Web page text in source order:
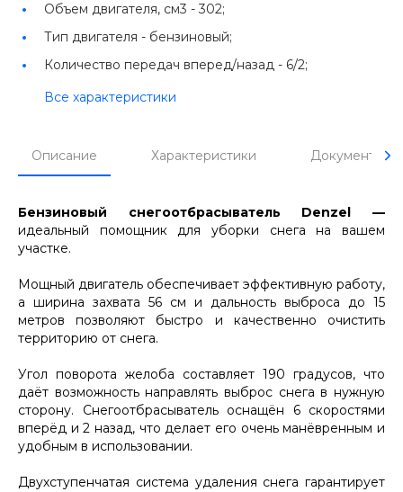
Объем двигателя, см3 - 302;
Тип двигателя - бензиновый;
Количество передач вперед/назад - 6/2;
Все характеристики
Описание Характеристики Документы
Бензиновый снегоотбрасыватель Denzel —
идеальный помощник для уборки снега на вашем
участке.
Мощный двигатель обеспечивает эффективную работу,
а ширина захвата 56 см и дальность выброса до 15
метров позволяют быстро и качественно очистить
территорию от снега.
Угол поворота желоба составляет 190 градусов, что
даёт возможность направлять выброс снега в нужную
сторону. Снегоотбрасыватель оснащён 6 скоростями
вперёд и 2 назад, что делает его очень манёвренным и
удобным в использовании.
Двухступенчатая система удаления снега гарантирует